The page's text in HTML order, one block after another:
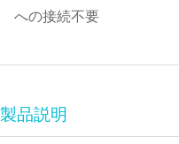
への接続不要
製品説明